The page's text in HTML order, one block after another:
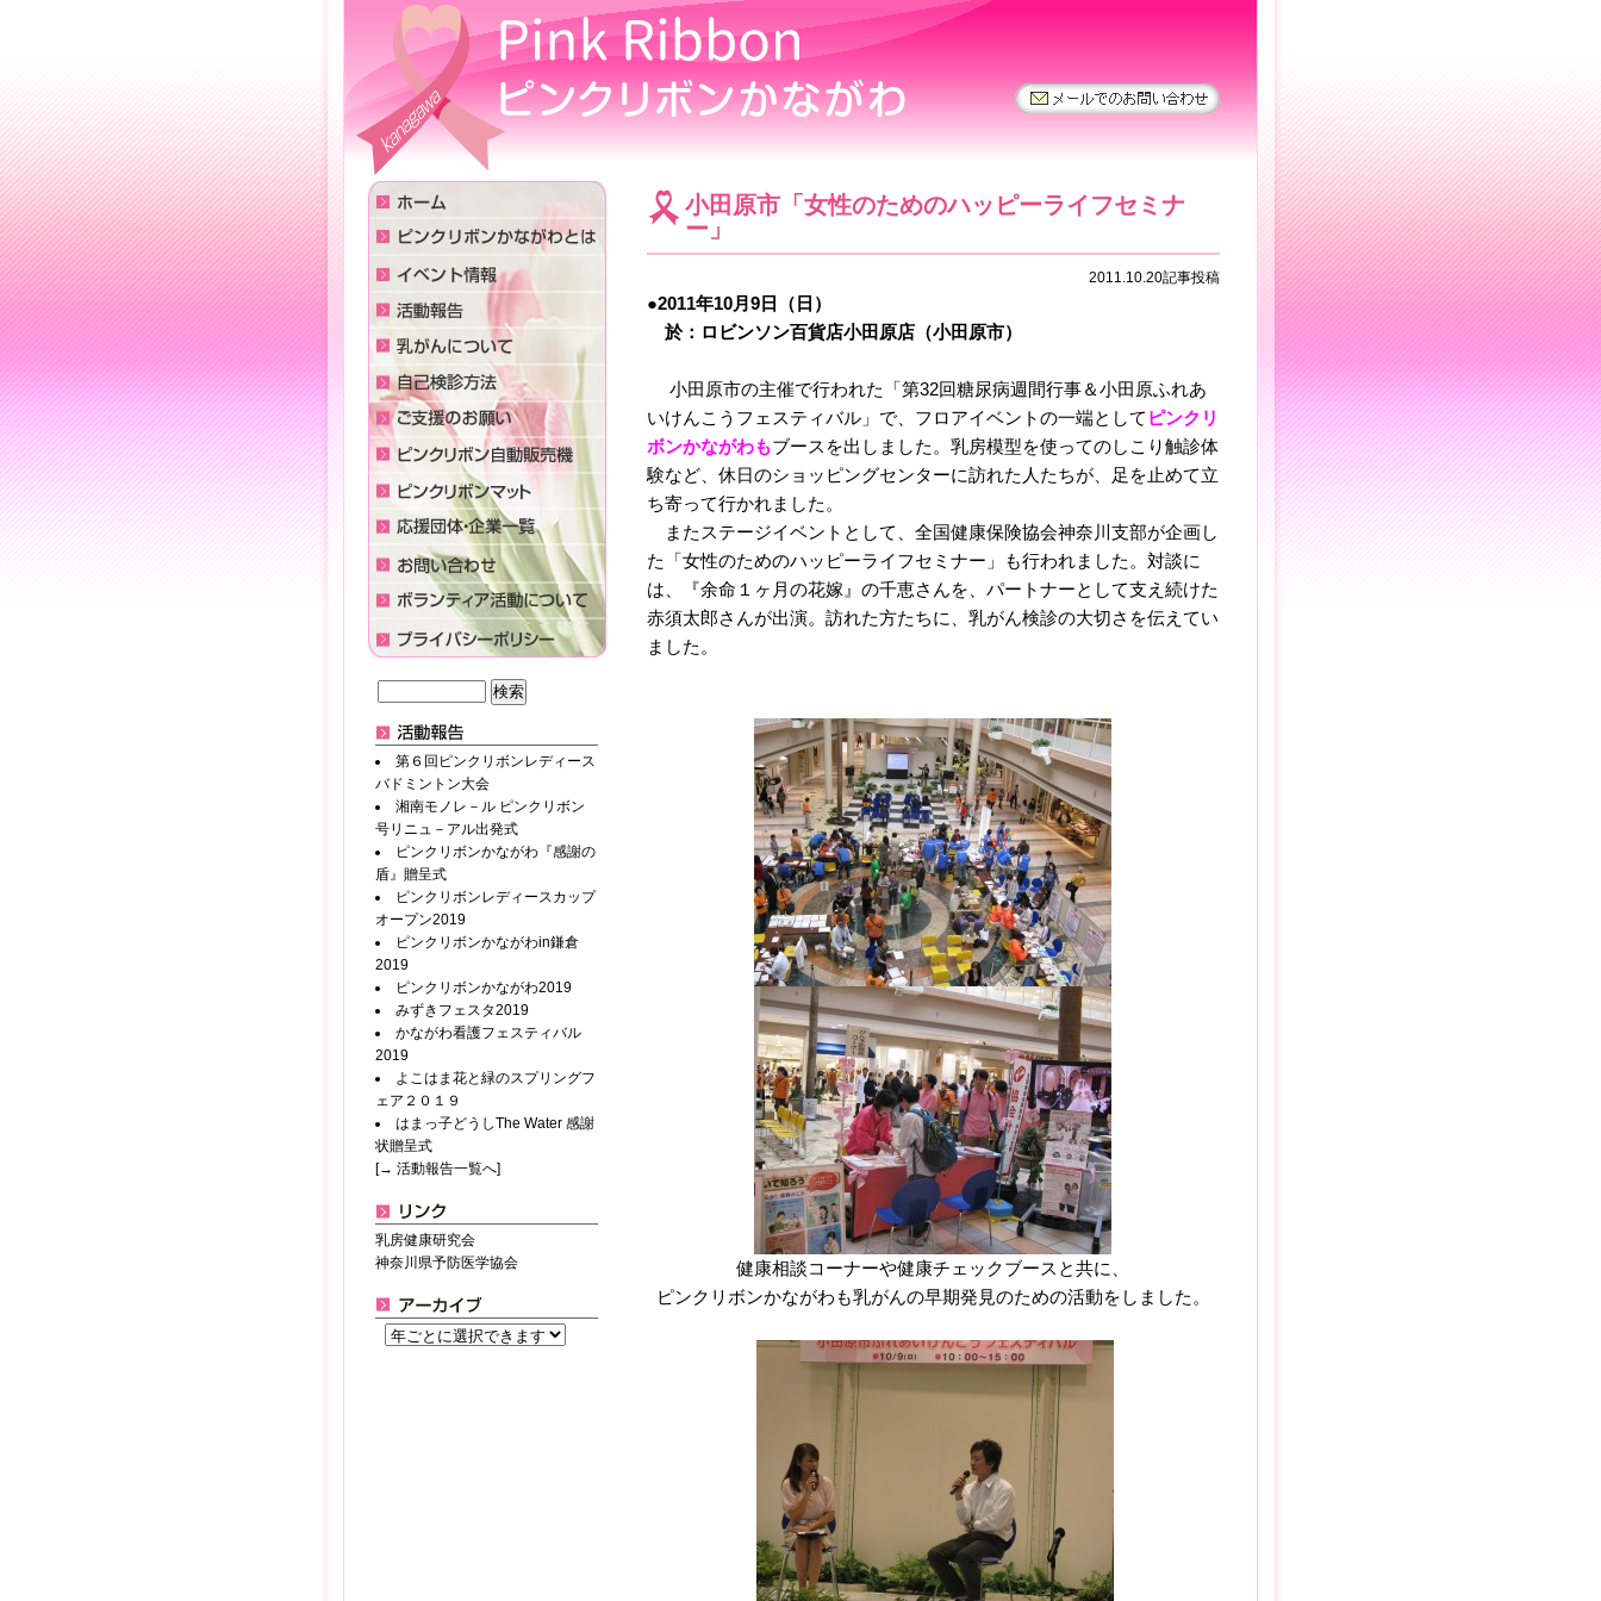
小田原市「女性のためのハッピーライフセミナ
ー」
2011.10.20記事投稿
●2011年10月9日（日）
於：ロビンソン百貨店小田原店（小田原市）
小田原市の主催で行われた「第32回糖尿病週間行事＆小田原ふれあ
いけんこうフェスティバル」で、フロアイベントの一端として ピンクリ
ボンかながわもブースを出しました。乳房模型を使ってのしこり触診体
験など、休日のショッピングセンターに訪れた人たちが、足を止めて立
ち寄って行かれました。
またステージイベントとして、全国健康保険協会神奈川支部が企画し
た「女性のためのハッピーライフセミナー」も行われました。対談に
は、『余命１ヶ月の花嫁』の千恵さんを、パートナーとして支え続けた
赤須太郎さんが出演。訪れた方たちに、乳がん検診の大切さを伝えてい
ました。
健康相談コーナーや健康チェックブースと共に、
ピンクリボンかながわも乳がんの早期発見のための活動をしました。
第６回ピンクリボンレディース
バドミントン大会
湘南モノレ－ル ピンクリボン
号リニュ－アル出発式
ピンクリボンかながわ『感謝の
盾』贈呈式
ピンクリボンレディースカップ
オープン2019
ピンクリボンかながわin鎌倉
2019
ピンクリボンかながわ2019
みずきフェスタ2019
かながわ看護フェスティバル
2019
よこはま花と緑のスプリングフ
ェア２０１９
はまっ子どうしThe Water 感謝
状贈呈式
[→ 活動報告一覧へ]
乳房健康研究会
神奈川県予防医学協会